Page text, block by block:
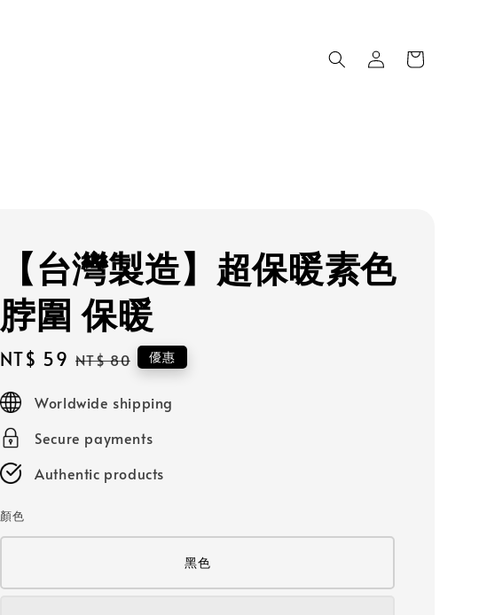
【台灣製造】超保暖素色
脖圍 保暖
Sale
price
NT$ 59 Regular
NT$ 80 優惠
Worldwide shipping
Secure payments
Authentic products
顏色
黑色